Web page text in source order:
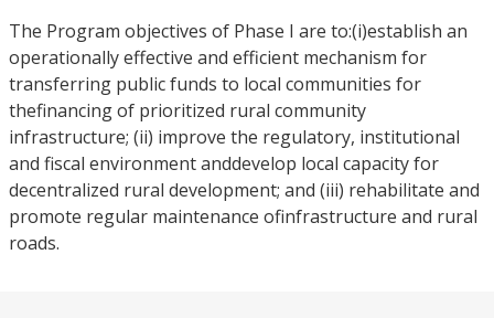
The Program objectives of Phase I are to:(i)establish an
operationally effective and efficient mechanism for
transferring public funds to local communities for
thefinancing of prioritized rural community
infrastructure; (ii) improve the regulatory, institutional
and fiscal environment anddevelop local capacity for
decentralized rural development; and (iii) rehabilitate and
promote regular maintenance ofinfrastructure and rural
roads.